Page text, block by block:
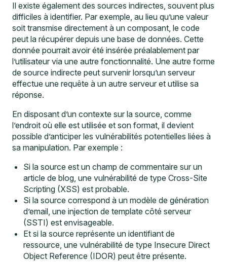
Il existe également des sources indirectes, souvent plus
difficiles à identifier. Par exemple, au lieu qu’une valeur
soit transmise directement à un composant, le code
peut la récupérer depuis une base de données. Cette
donnée pourrait avoir été insérée préalablement par
l’utilisateur via une autre fonctionnalité. Une autre forme
de source indirecte peut survenir lorsqu’un serveur
effectue une requête à un autre serveur et utilise sa
réponse.
En disposant d’un contexte sur la source, comme
l’endroit où elle est utilisée et son format, il devient
possible d’anticiper les vulnérabilités potentielles liées à
sa manipulation. Par exemple :
Si la source est un champ de commentaire sur un
article de blog, une vulnérabilité de type Cross-Site
Scripting (XSS) est probable.
Si la source correspond à un modèle de génération
d’email, une injection de template côté serveur
(SSTI) est envisageable.
Et si la source représente un identifiant de
ressource, une vulnérabilité de type Insecure Direct
Object Reference (IDOR) peut être présente.